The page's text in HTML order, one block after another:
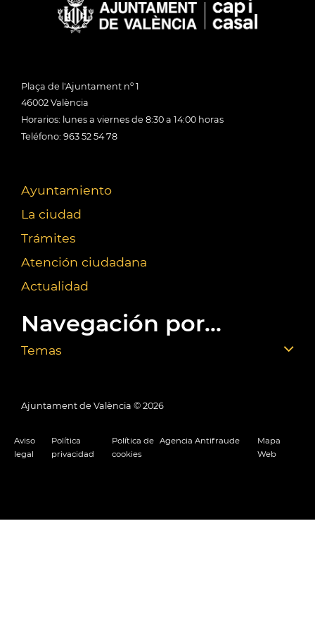
Plaça de l'Ajuntament nº 1
46002 València
Horarios: lunes a viernes de 8:30 a 14:00 horas
Teléfono: 963 52 54 78
Ayuntamiento
La ciudad
Trámites
Atención ciudadana
Actualidad
Navegación por...
Temas
Ajuntament de València © 2026
Aviso
legal
Política
privacidad
Política de
cookies
Agencia Antifraude
Mapa
Web